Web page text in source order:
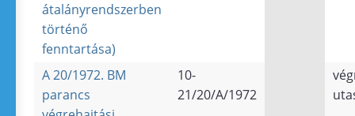
átalányrendszerben
történő
fenntartása)
A 20/1972. BM
parancs
10-
21/20/A/1972